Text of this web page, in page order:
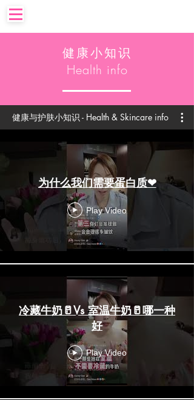
健康小知识
Health info
健康与护肤小知识 - Health & Skincare info
为什么我们需要蛋白质❤
Play Video
冷藏牛奶🥛Vs 室温牛奶🥛哪一种
好
Play Video